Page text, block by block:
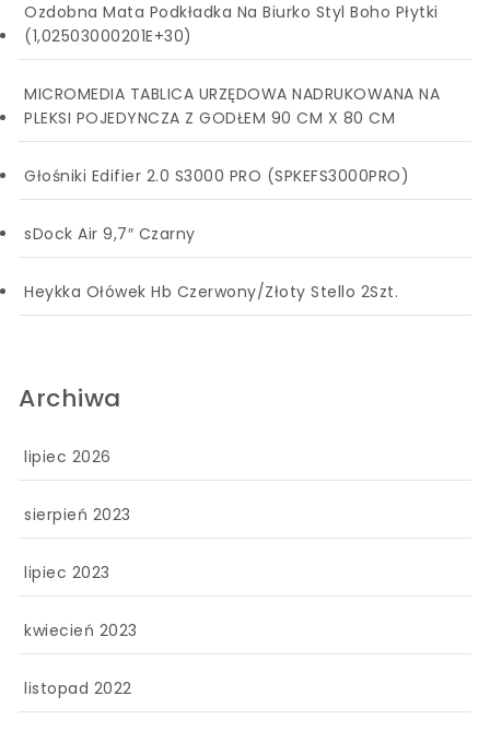
Ozdobna Mata Podkładka Na Biurko Styl Boho Płytki
(1,02503000201E+30)
MICROMEDIA TABLICA URZĘDOWA NADRUKOWANA NA
PLEKSI POJEDYNCZA Z GODŁEM 90 CM X 80 CM
Głośniki Edifier 2.0 S3000 PRO (SPKEFS3000PRO)
sDock Air 9,7″ Czarny
Heykka Ołówek Hb Czerwony/Złoty Stello 2Szt.
Archiwa
lipiec 2026
sierpień 2023
lipiec 2023
kwiecień 2023
listopad 2022